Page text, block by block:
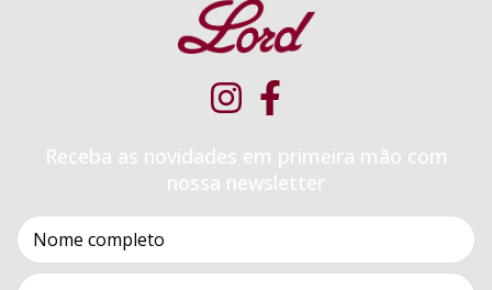
Receba as novidades em primeira mão com
nossa newsletter